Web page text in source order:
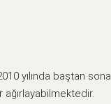
yılında baştan sona